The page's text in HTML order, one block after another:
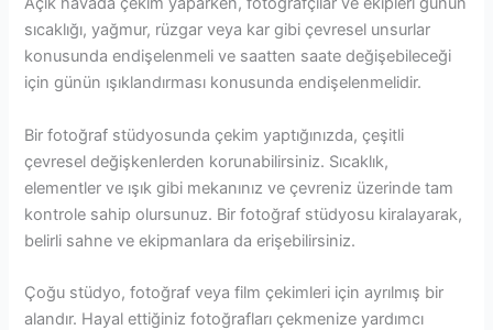
sıcaklığı, yağmur, rüzgar veya kar gibi çevresel unsurlar
konusunda endişelenmeli ve saatten saate değişebileceği
için günün ışıklandırması konusunda endişelenmelidir.
Bir fotoğraf stüdyosunda çekim yaptığınızda, çeşitli
çevresel değişkenlerden korunabilirsiniz. Sıcaklık,
elementler ve ışık gibi mekanınız ve çevreniz üzerinde tam
kontrole sahip olursunuz. Bir fotoğraf stüdyosu kiralayarak,
belirli sahne ve ekipmanlara da erişebilirsiniz.
Çoğu stüdyo, fotoğraf veya film çekimleri için ayrılmış bir
alandır. Hayal ettiğiniz fotoğrafları çekmenize yardımcı